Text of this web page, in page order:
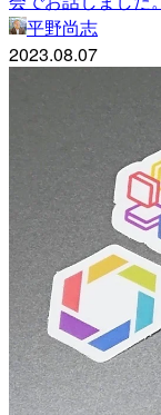
平野尚志
2023.08.07